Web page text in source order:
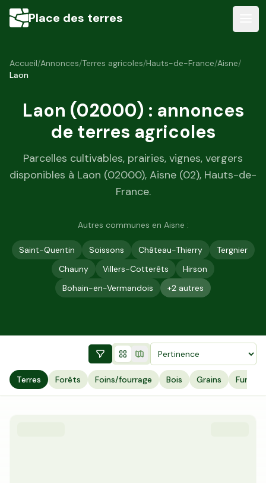
Place des terres
Accueil/Annonces/Terres agricoles/Hauts-de-France/Aisne/
Laon
Laon (02000) : annonces
de terres agricoles
Parcelles cultivables, prairies, vignes, vergers
disponibles à Laon (02000), Aisne (02), Hauts-de-
France.
Autres communes en Aisne :
Saint-Quentin Soissons Château-Thierry
Tergnier
Chauny
Villers-Cotterêts
Hirson
Bohain-en-Vermandois
+2 autres
Terres Forêts Foins/fourrage Bois Grains Fumier